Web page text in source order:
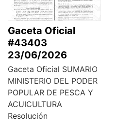
Gaceta Oficial
#43403
23/06/2026
Gaceta Oficial SUMARIO
MINISTERIO DEL PODER
POPULAR DE PESCA Y
ACUICULTURA
Resolución